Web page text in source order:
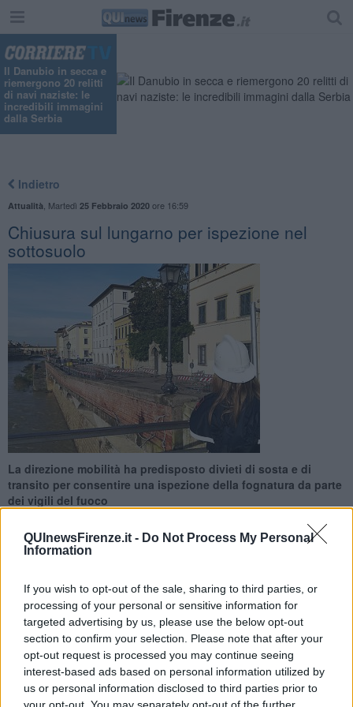
QUInewsFirenze.it - Do Not Process My Personal
Information
If you wish to opt-out of the sale, sharing to third parties, or
processing of your personal or sensitive information for
targeted advertising by us, please use the below opt-out
section to confirm your selection. Please note that after your
opt-out request is processed you may continue seeing
interest-based ads based on personal information utilized by
us or personal information disclosed to third parties prior to
Il Danubio in secca e
riemergono 20 relitti
di navi naziste: le
incredibili immagini
dalla Serbia
Indietro
Attualità Martedì 25 Febbraio 2020ore 16:59
Chiusura sul lungarno per ispezione nel
sottosuolo
La direzione mobilità ha predisposto divieti di sosta e di
transito per consentire una ispezione della fognatura da parte
dei vigili del fuoco
FIRENZE —Per consentire una ispezione della fognatura da parte
dei vigili del fuoco domani, mercoledì 26 febbraio, saranno istituiti
alcuni provvedimenti in lungarno Diaz e nelle strade limitrofe.
Dalle 9 alle 17 saranno chiusi il lungarno da piazza Mentana e
piazza del Giudici e piazza Mentana dal numero civico 1 sulla
corsia che collega a lungarno Diaz. La viabilità alternativa sarà
garantita da una serie di modifiche di sensi di marcia in via dei